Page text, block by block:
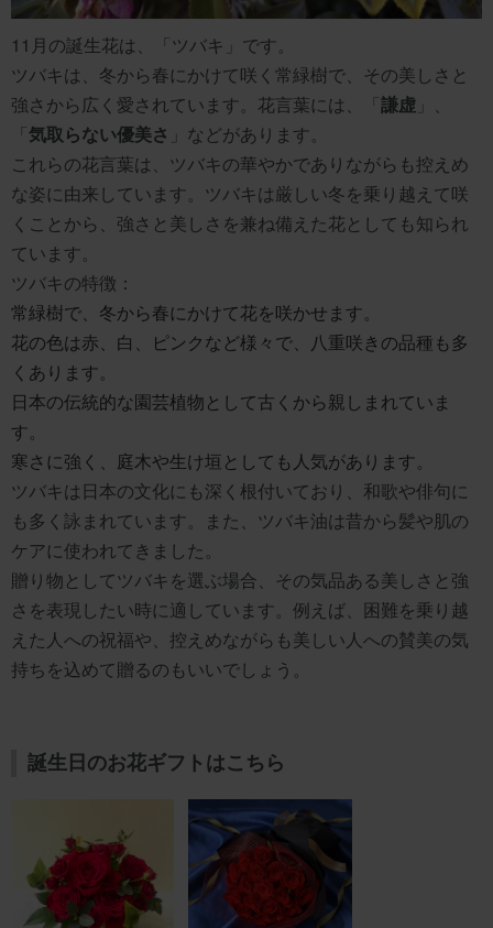
11月の誕生花は、「ツバキ」です。
ツバキは、冬から春にかけて咲く常緑樹で、その美しさと
強さから広く愛されています。花言葉には、「謙虚 」、
「気取らない優美さ
」などがあります。
これらの花言葉は、ツバキの華やかでありながらも控えめ
な姿に由来しています。ツバキは厳しい冬を乗り越えて咲
くことから、強さと美しさを兼ね備えた花としても知られ
ています。
ツバキの特徴：
常緑樹で、冬から春にかけて花を咲かせます。
花の色は赤、白、ピンクなど様々で、八重咲きの品種も多
くあります。
日本の伝統的な園芸植物として古くから親しまれていま
す。
寒さに強く、庭木や生け垣としても人気があります。
ツバキは日本の文化にも深く根付いており、和歌や俳句に
も多く詠まれています。また、ツバキ油は昔から髪や肌の
ケアに使われてきました。
贈り物としてツバキを選ぶ場合、その気品ある美しさと強
さを表現したい時に適しています。例えば、困難を乗り越
えた人への祝福や、控えめながらも美しい人への賛美の気
持ちを込めて贈るのもいいでしょう。
誕生日のお花ギフトはこちら